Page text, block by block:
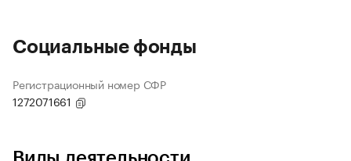
Социальные фонды
Регистрационный номер СФР
1272071661